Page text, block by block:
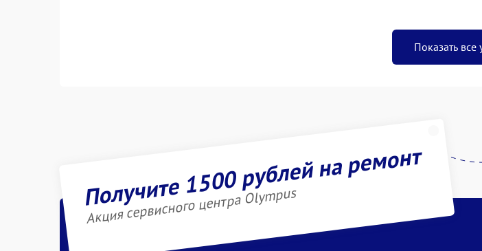
Показать все
Получите 1500 рублей на ремонт
Акция сервисного центра Olympus